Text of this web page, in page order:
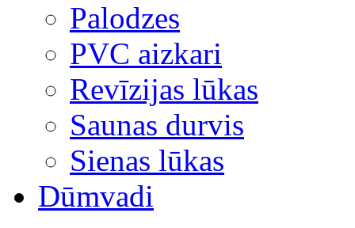
Palodzes
PVC aizkari
Revīzijas lūkas
Saunas durvis
Sienas lūkas
Dūmvadi